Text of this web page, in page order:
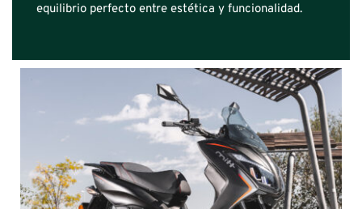
equilibrio perfecto entre estética y funcionalidad.